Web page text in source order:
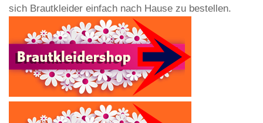
sich Brautkleider einfach nach Hause zu bestellen.